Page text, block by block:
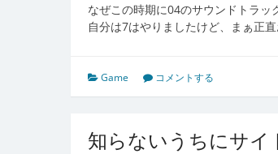
なぜこの時期に04のサウンドトラッ
自分は7はやりましたけど、まぁ正
Game コメントする
知らないうちにサ